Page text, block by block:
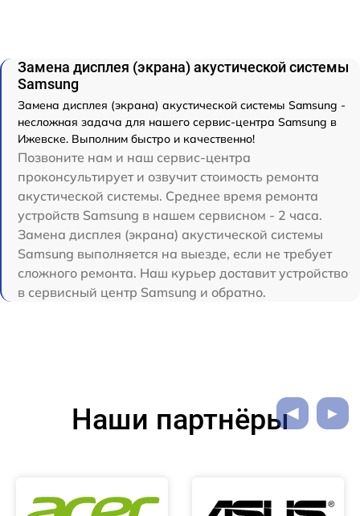
Замена дисплея (экрана) акустической системы
Samsung
Замена дисплея (экрана) акустической системы Samsung -
несложная задача для нашего сервис-центра Samsung в
Ижевске. Выполним быстро и качественно!
Позвоните нам и наш сервис-центра
проконсультирует и озвучит стоимость ремонта
акустической системы. Среднее время ремонта
устройств Samsung в нашем сервисном - 2 часа.
Замена дисплея (экрана) акустической системы
Samsung выполняется на выезде, если не требует
сложного ремонта. Наш курьер доставит устройство
в сервисный центр Samsung и обратно.
Наши партнёры